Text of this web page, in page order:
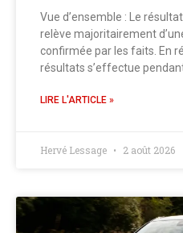
Vue d’ensemble : Le
relève majoritairement
confirmée par les faits. En
résultats s’effectue
LIRE L'ARTICLE »
Hervé Lessage 2 août 2026